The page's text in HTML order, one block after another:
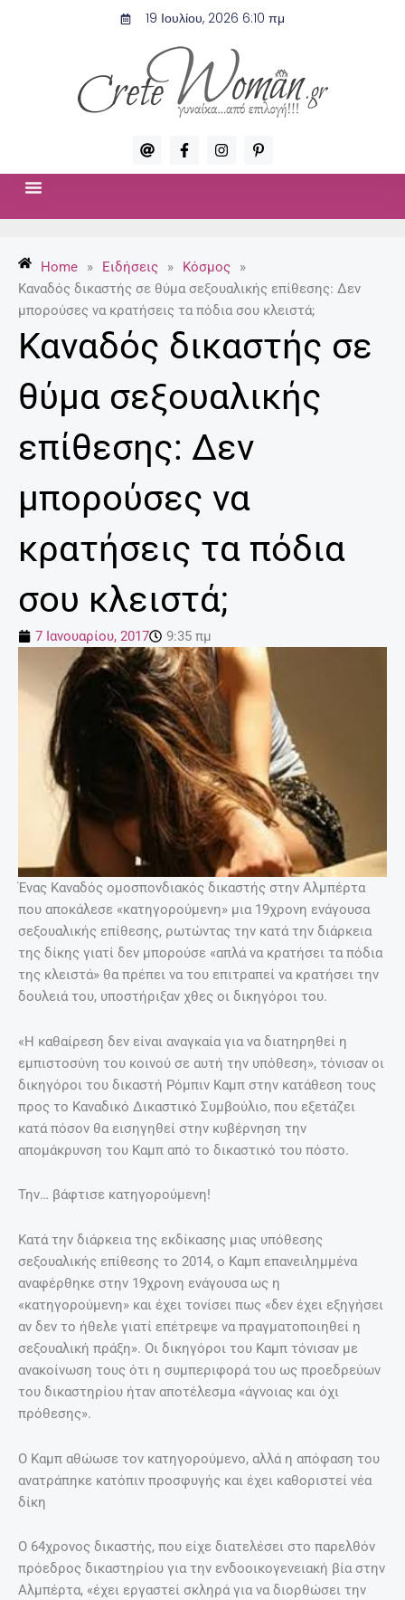
19 Ιουλίου, 2026 6:10 πμ
A
t
F
a
c
-
f
I
n
s
P
i
n
p
Home » Ειδήσεις » Κόσμος
»
Καναδός δικαστής σε θύμα σεξουαλικής επίθεσης: Δεν
μπορούσες να κρατήσεις τα πόδια σου κλειστά;
Καναδός δικαστής σε
θύμα σεξουαλικής
επίθεσης: Δεν
μπορούσες να
κρατήσεις τα πόδια
σου κλειστά;
7 Ιανουαρίου, 2017 9:35 πμ
Ένας Καναδός ομοσπονδιακός δικαστής στην Αλμπέρτα
που αποκάλεσε «κατηγορούμενη» μια 19χρονη ενάγουσα
σεξουαλικής επίθεσης, ρωτώντας την κατά την διάρκεια
της δίκης γιατί δεν μπορούσε «απλά να κρατήσει τα πόδια
της κλειστά» θα πρέπει να του επιτραπεί να κρατήσει την
δουλειά του, υποστήριξαν χθες οι δικηγόροι του.
«Η καθαίρεση δεν είναι αναγκαία για να διατηρηθεί η
εμπιστοσύνη του κοινού σε αυτή την υπόθεση», τόνισαν οι
δικηγόροι του δικαστή Ρόμπιν Καμπ στην κατάθεση τους
προς το Καναδικό Δικαστικό Συμβούλιο, που εξετάζει
κατά πόσον θα εισηγηθεί στην κυβέρνηση την
απομάκρυνση του Καμπ από το δικαστικό του πόστο.
Την… βάφτισε κατηγορούμενη!
Κατά την διάρκεια της εκδίκασης μιας υπόθεσης
σεξουαλικής επίθεσης το 2014, ο Καμπ επανειλημμένα
αναφέρθηκε στην 19χρονη ενάγουσα ως η
«κατηγορούμενη» και έχει τονίσει πως «δεν έχει εξηγήσει
αν δεν το ήθελε γιατί επέτρεψε να πραγματοποιηθεί η
σεξουαλική πράξη». Οι δικηγόροι του Καμπ τόνισαν με
ανακοίνωση τους ότι η συμπεριφορά του ως προεδρεύων
του δικαστηρίου ήταν αποτέλεσμα «άγνοιας και όχι
πρόθεσης».
Ο Καμπ αθώωσε τον κατηγορούμενο, αλλά η απόφαση του
ανατράπηκε κατόπιν προσφυγής και έχει καθοριστεί νέα
δίκη
Ο 64χρονος δικαστής, που είχε διατελέσει στο παρελθόν
πρόεδρος δικαστηρίου για την ενδοοικογενειακή βία στην
Αλμπέρτα, «έχει εργαστεί σκληρά για να διορθώσει την